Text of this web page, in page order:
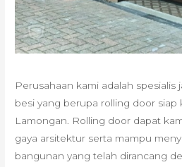
Perusahaan kami adalah spesialis
besi yang berupa rolling door siap
Lamongan. Rolling door dapat
gaya arsitektur serta mampu
bangunan yang telah dirancang